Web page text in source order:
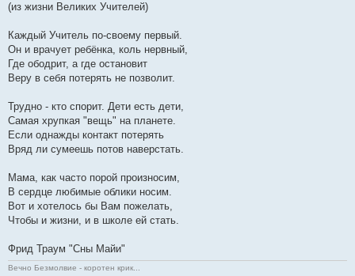
(из жизни Великих Учителей)
Каждый Учитель по-своему первый.
Он и врачует ребёнка, коль нервный,
Где ободрит, а где остановит
Веру в себя потерять не позволит.
Трудно - кто спорит. Дети есть дети,
Самая хрупкая "вещь" на планете.
Если однажды контакт потерять
Вряд ли сумеешь потов наверстать.
Мама, как часто порой произносим,
В сердце любимые облики носим.
Вот и хотелось бы Вам пожелать,
Чтобы и жизни, и в школе ей стать.
Фрид Траум "Сны Майи"
Вечно Безмолвие - коротен крик...